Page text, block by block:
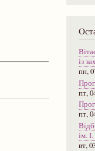
програма
із
пн,
пт,
пт,
ім.
вт,